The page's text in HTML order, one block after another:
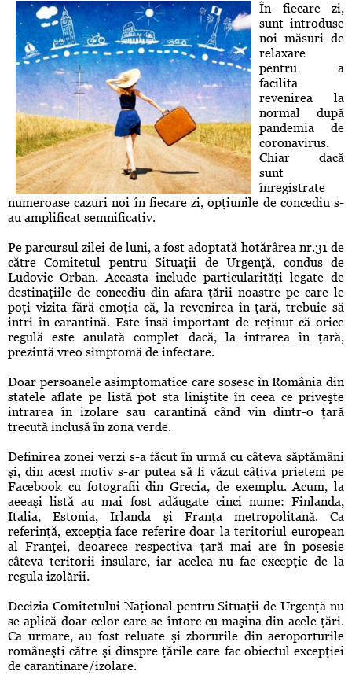
În fiecare zi,
sunt introduse
noi măsuri de
relaxare
pentru a
facilita
revenirea la
normal după
pandemia de
coronavirus.
Chiar dacă
sunt
înregistrate
numeroase cazuri noi în fiecare zi, opţiunile de concediu s-
au amplificat semnificativ.
Pe parcursul zilei de luni, a fost adoptată hotărârea nr.31 de
către Comitetul pentru Situaţii de Urgenţă, condus de
Ludovic Orban. Aceasta include particularităţi legate de
destinaţiile de concediu din afara ţării noastre pe care le
poţi vizita fără emoţia că, la revenirea în ţară, trebuie să
intri în carantină. Este însă important de reţinut că orice
regulă este anulată complet dacă, la intrarea în ţară,
prezintă vreo simptomă de infectare.
Doar persoanele asimptomatice care sosesc în România din
statele aflate pe listă pot sta liniştite în ceea ce priveşte
intrarea în izolare sau carantină când vin dintr-o ţară
trecută inclusă în zona verde.
Definirea zonei verzi s-a făcut în urmă cu câteva săptămâni
şi, din acest motiv s-ar putea să fi văzut câţiva prieteni pe
Facebook cu fotografii din Grecia, de exemplu. Acum, la
aeeaşi listă au mai fost adăugate cinci nume: Finlanda,
Italia, Estonia, Irlanda şi Franţa metropolitană. Ca
referinţă, excepţia face referire doar la teritoriul european
al Franţei, deoarece respectiva ţară mai are în posesie
câteva teritorii insulare, iar acelea nu fac excepţie de la
regula izolării.
Decizia Comitetului Naţional pentru Situaţii de Urgenţă nu
se aplică doar celor care se întorc cu maşina din acele ţări.
Ca urmare, au fost reluate şi zborurile din aeroporturile
româneşti către şi dinspre ţările care fac obiectul excepţiei
de carantinare/izolare.